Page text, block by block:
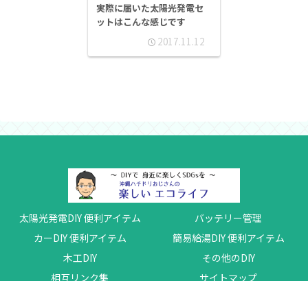
実際に届いた太陽光発電セ
ットはこんな感じです
2017.11.12
太陽光発電DIY 便利アイテム
バッテリー管理
カーDIY 便利アイテム
簡易給湯DIY 便利アイテム
木工DIY
その他のDIY
相互リンク集
サイトマップ